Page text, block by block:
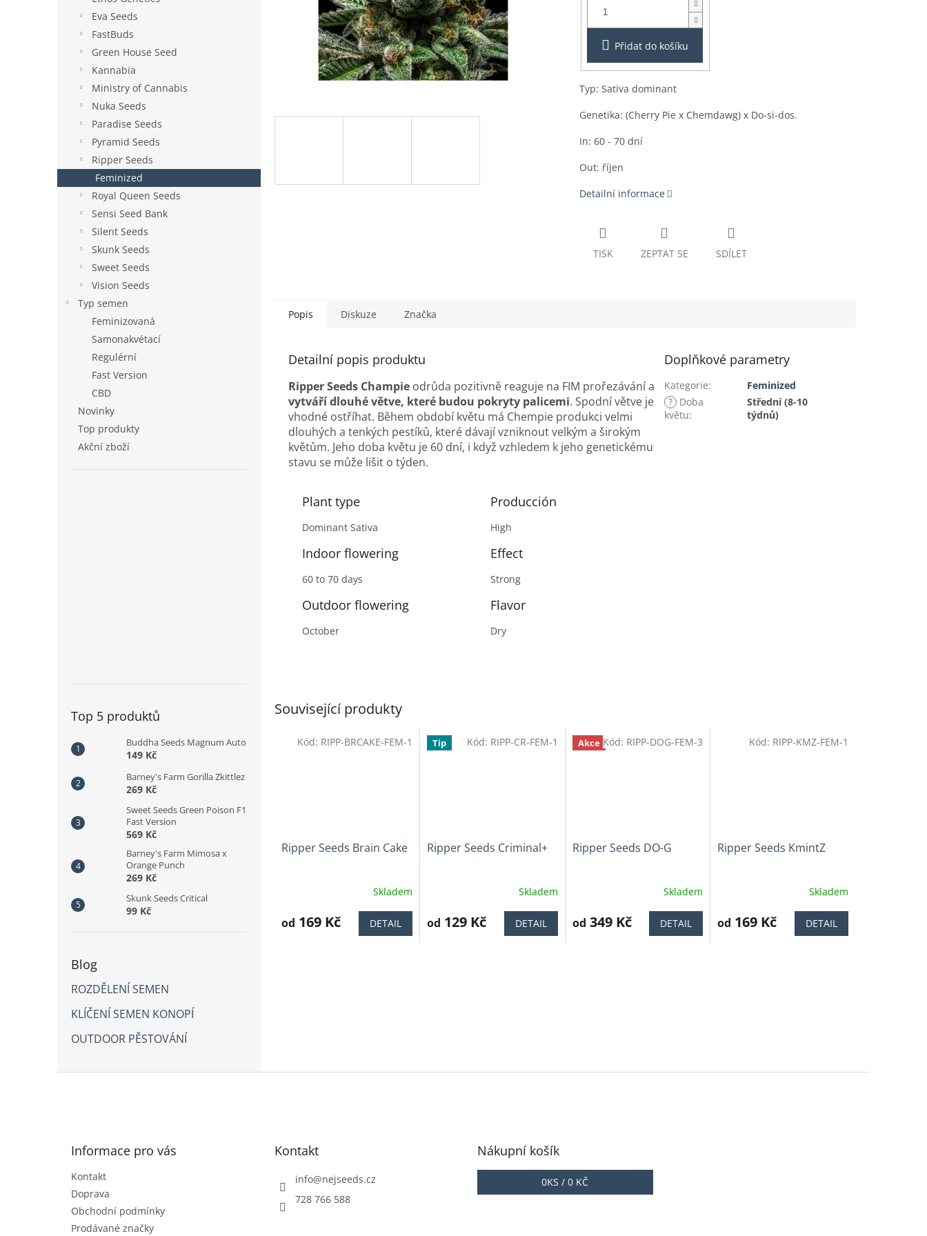
Eva Seeds
FastBuds
Green House Seed
Kannabia
Ministry of Cannabis
Nuka Seeds
Paradise Seeds
Pyramid Seeds
Ripper Seeds
Feminized
Royal Queen Seeds
Sensi Seed Bank
Silent Seeds
Skunk Seeds
Sweet Seeds
Vision Seeds
Typ semen
Feminizovaná
Samonakvétací
Regulérní
Fast Version
CBD
Novinky
Top produkty
Akční zboží
Top 5 produktů
Buddha Seeds Magnum Auto
149 Kč
Barney's Farm Gorilla Zkittlez
269 Kč
Sweet Seeds Green Poison F1
Fast Version
569 Kč
Barney's Farm Mimosa x
Orange Punch
269 Kč
Skunk Seeds Critical
99 Kč
Blog
ROZDĚLENÍ SEMEN
KLÍČENÍ SEMEN KONOPÍ
OUTDOOR PĚSTOVÁNÍ
Přidat do košíku
Typ: Sativa dominant
Genetika: (Cherry Pie x Chemdawg) x Do-si-dos.
In: 60 - 70 dní
Out: říjen
Detailní informace
TISK ZEPTAT SE SDÍLET
Související produkty
Ripper Seeds Brain Cake
produktu
Skladem
od 169 Kč DETAIL
Kód: RIPP-BRCAKE-FEM-1 Tip
Ripper Seeds Criminal+
Skladem
od 129 Kč DETAIL
Kód: RIPP-CR-FEM-1 Akce
Ripper Seeds DO-G
produktu
Skladem
od 349 Kč DETAIL
Kód: RIPP-DOG-FEM-3
Ripper Seeds KmintZ
Skladem
od 169 Kč DETAIL
Kód: RIPP-KMZ-FEM-1
Popis Diskuze Značka
Detailní popis produktu
Ripper Seeds Champie odrůda pozitivně reaguje na FIM prořezávání a
vytváří dlouhé větve, které budou pokryty palicemi. Spodní větve je
vhodné ostříhat. Během období květu má Chempie produkci velmi
dlouhých a tenkých pestíků, které dávají vzniknout velkým a širokým
květům. Jeho doba květu je 60 dní, i když vzhledem k jeho genetickému
stavu se může lišit o týden.
Plant type
Dominant Sativa
Indoor flowering
60 to 70 days
Outdoor flowering
October
Producción
High
Effect
Strong
Flavor
Dry
Doplňkové parametry
Kategorie:
Feminized
? Doba
květu:
Střední (8-10
týdnů)
Informace pro vás
Kontakt
Doprava
Obchodní podmínky
Prodávané značky
Kontakt
info@nejseeds.cz
728 766 588
Nákupní košík
0KS /0 KČ